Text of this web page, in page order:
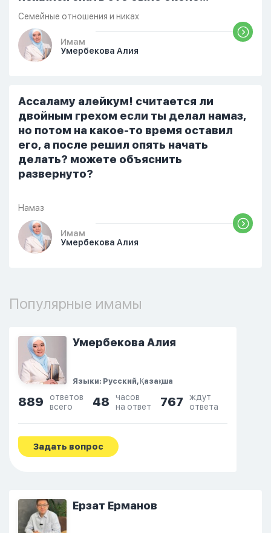
одиннадцати вечера. Но я снова
разбудила его, сказав, что мне плохо.
Он ответил: «Я живу с больными». Мне
стало очень обидно, и я решила
проснулся и спросил, что случилось. И
я рассказала о своих проблемах. Затем
я сказала ему:...
Семейные отношения и никах
Имам
Умербекова Алия
Ассаламу алейкум! считается ли
двойным грехом если ты делал намаз,
но потом на какое-то время оставил
его, а после решил опять начать
делать? можете объяснить
развернуто?
Намаз
Имам
Умербекова Алия
Популярные имамы
Умербекова Алия
Языки: Русский, Қазақша
889
ответов
всего
48
часов
на ответ
767
ждут
ответа
Задать вопрос
Ерзат Ерманов